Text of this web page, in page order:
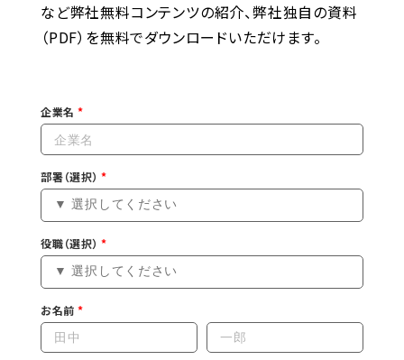
など弊社無料コンテンツの紹介、弊社独自の資料
（PDF）を無料でダウンロードいただけます。
企業名
部署（選択）
役職（選択）
お名前